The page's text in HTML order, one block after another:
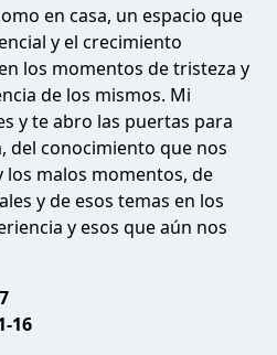
en casa, un espacio que
y el crecimiento
los momentos de tristeza y
de los mismos. Mi
y te abro las puertas para
del conocimiento que nos
los malos momentos, de
y de esos temas en los
y esos que aún nos
16